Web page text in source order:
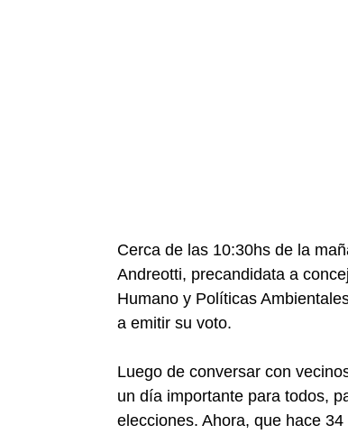
Cerca de las 10:30hs de la
Andreotti, precandidata a
Humano y Políticas
a emitir su voto.
Luego de conversar con
un día importante para todos,
elecciones. Ahora, que hace